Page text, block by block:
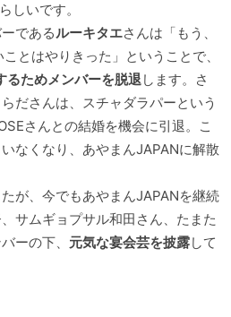
しいです。
であるルーキタエさんは「もう、
とはやりきった」ということで、
るためメンバーを脱退します。さ
ださんは、スチャダラパーという
さんとの結婚を機会に引退。こ
なくなり、あやまんJAPANに解散
が、今でもあやまんJAPANを継続
サムギョプサル和田さん、たまた
ーの下、 元気な宴会芸を披露して